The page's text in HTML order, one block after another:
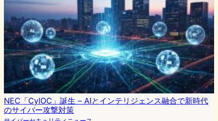
NEC「CyIOC」誕生 – AIとインテリジェンス融合で新時代
のサイバー攻撃対策